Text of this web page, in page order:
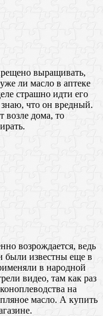
выращивать,
ли масло в аптеке
страшно идти его
знаю, что он вредный.
возле дома, то
возрождается, ведь
были известны еще в
в народной
видео, там как раз
на
масло. А купить